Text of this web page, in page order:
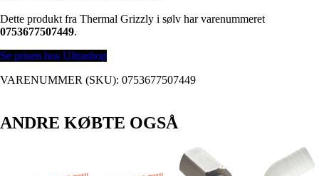
Dette produkt fra Thermal Grizzly i sølv har varenummeret
0753677507449.
Se prisen hos Ultrashop
VARENUMMER (SKU): 0753677507449
ANDRE KØBTE OGSÅ